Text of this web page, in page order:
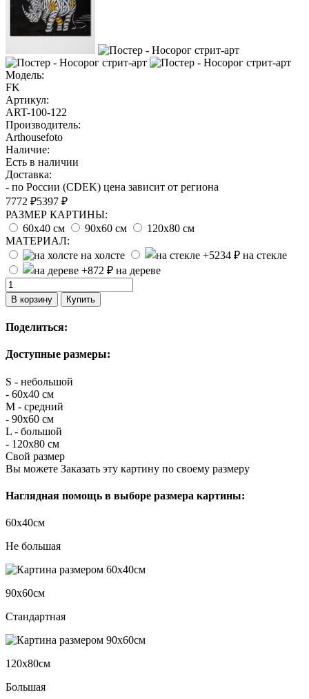
Модель:
FK
Артикул:
ART-100-122
Производитель:
Arthousefoto
Наличие:
Есть в наличии
Доставка:
- по России (CDEK) цена зависит от региона
7772 ₽5397 ₽
РАЗМЕР КАРТИНЫ:
60х40 см
90х60 см
120х80 см
МАТЕРИАЛ:
на холсте
на стекле
на дереве
В корзину Купить
Поделиться:
Доступные размеры:
S - небольшой
- 60х40 см
M - средний
- 90х60 см
L - большой
- 120х80 см
Свой размер
Вы можете Заказать эту картину по своему размеру
Наглядная помощь в выборе размера картины:
60х40см
Не большая
90х60см
Стандартная
120х80см
Большая